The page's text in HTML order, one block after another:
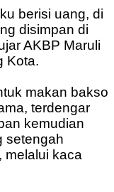
berisi uang, di
disimpan di
AKBP Maruli
Kota.
makan bakso
terdengar
kemudian
setengah
melalui kaca